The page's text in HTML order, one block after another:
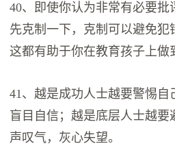
40、即使你认为非常有必要批
先克制一下，克制可以避免犯
这都有助于你在教育孩子上做
41、越是成功人士越要警惕自
盲目自信；越是底层人士越要
声叹气，灰心失望。